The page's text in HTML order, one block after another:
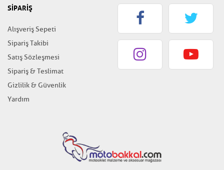
SİPARİŞ
Alışveriş Sepeti
Sipariş Takibi
Satış Sözleşmesi
Sipariş & Teslimat
Gizlilik & Güvenlik
Yardım